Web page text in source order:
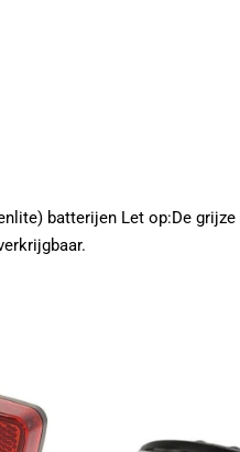
batterijen Let op:De